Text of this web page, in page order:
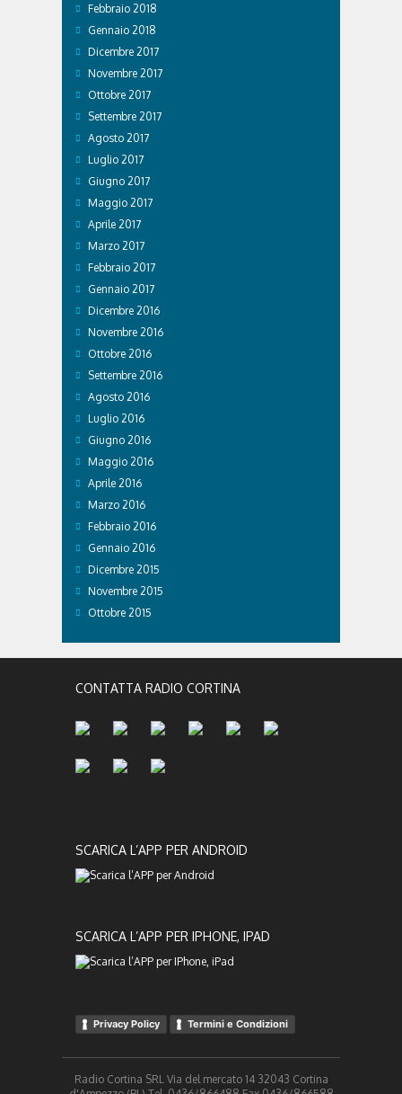
Febbraio 2018
Gennaio 2018
Dicembre 2017
Novembre 2017
Ottobre 2017
Settembre 2017
Agosto 2017
Luglio 2017
Giugno 2017
Maggio 2017
Aprile 2017
Marzo 2017
Febbraio 2017
Gennaio 2017
Dicembre 2016
Novembre 2016
Ottobre 2016
Settembre 2016
Agosto 2016
Luglio 2016
Giugno 2016
Maggio 2016
Aprile 2016
Marzo 2016
Febbraio 2016
Gennaio 2016
Dicembre 2015
Novembre 2015
Ottobre 2015
CONTATTA RADIO CORTINA
SCARICA L’APP PER ANDROID
SCARICA L’APP PER IPHONE, IPAD
Privacy Policy Termini e Condizioni
Radio Cortina SRL Via del mercato 14 32043 Cortina